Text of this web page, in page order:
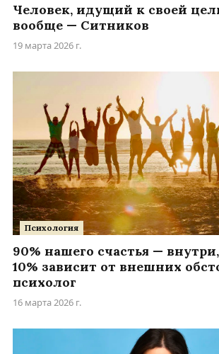
Человек, идущий к своей
вообще — Ситников
19 марта 2026 г.
Психология
90% нашего счастья —
10% зависит от внешних
психолог
16 марта 2026 г.